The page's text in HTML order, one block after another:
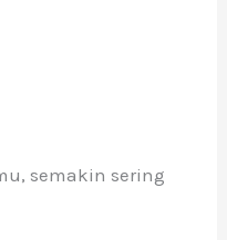
semakin sering